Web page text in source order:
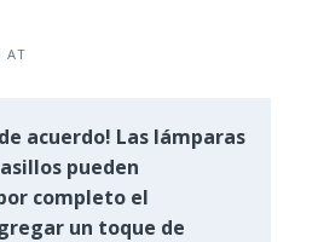
AT
acuerdo! Las lámparas
pueden
completo el
un toque de